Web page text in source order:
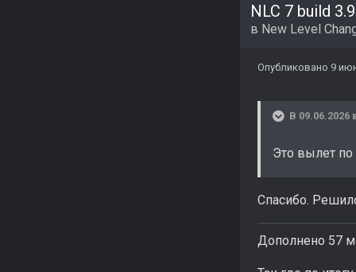
NLC 7 build
в New Level
Опубликовано 9
В 09.06.2026
Это вылет по
Спасибо.
Дополнено 57